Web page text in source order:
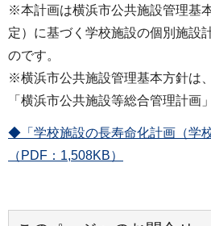
※本計画は横浜市公共施設管理基
定）に基づく学校施設の個別施設
のです。
※横浜市公共施設管理基本方針は
「横浜市公共施設等総合管理計画
◆「学校施設の長寿命化計画（学
（PDF：1,508KB）